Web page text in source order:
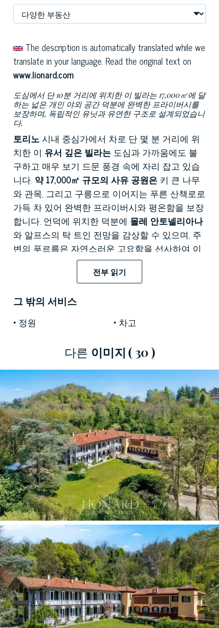
The description is automatically translated while we
translate in your language. Read the original text on
www.lionard.com
도심에서 단 10분 거리에 위치한 이 빌라는 17,000㎡에 달
하는 넓은 개인 야외 공간 덕분에 완벽한 프라이버시를
보장하며, 독립적인 유닛과 유연한 구조로 설계되었습니
다.
토리노시내 중심가에서 차로 단 몇 분 거리에 위
치한 이 유서 깊은 빌라는 도심과 가까움에도 불
구하고 매우 보기 드문 풍경 속에 자리 잡고 있습
니다. 약 17,000㎡ 규모의 사유 공원은 키 큰 나무
와 관목, 그리고 구릉으로 이어지는 푸른 산책로로
가득 차 있어 완벽한 프라이버시와 평온함을 보장
합니다. 언덕에 위치한 덕분에 몰레 안토넬리아나
와 알프스의 탁 트인 전망을 감상할 수 있으며, 주
변의 푸르름은 자연스러운 고요함을 선사하여 이
빌라를 진정한 도심 속 개인 오아시스로 탈바꿈시
600제곱미터가 넘는
인접해 있지만 독립적인 두 개의 주거 공간으로
나뉘어 있어,
단독 주택으로 사용하거나 두 공간을
374제곱미터 규모로복층 구조입니다. 1층에는 넓
서재, 다용실이 있으며, 2층에는 침실 4개와 욕실
2개, 그리고 다용실이 있습니다.두 번째 공간은 약
232제곱미터 규모로,첫 번째 공간과 동일한 복층
구조이며, 1층에는 주방, 거실, 서재가 있고, 2층에
는 침실 3개와 욕실이 있습니다.
이전 헛간을개조한약 210제곱미터 규모의 차고
는 기능적, 건축학적으로 매우 가치가 높습니다.
최대5대의 차량을수용할 수 있는 이 차고는 피에
몬테 지방의 유서 깊은 시골 부속 건물의 본래 건
축적 특징을 그대로 유지하고 있으며, 단지 전체의
분위기와 완벽하게 조화를 이룹니다.
반면,리모델링이 필요한 400제곱미터의 추가 공
간은특히 흥미로운 개발 잠재력을 지니고 있습니
다. 이 공간은 추가 주거 유닛, 웰니스 공간, 개인
행사 공간 또는 서비스 공간으로 변모하여 새로운
건물을 증축하지 않고도 전체 부지의 수용 능력과
기능을 크게 확장할 수 있습니다.
전부 읽기
그 밖의 서비스
정원 차고
다른 이미지 ( 30 )